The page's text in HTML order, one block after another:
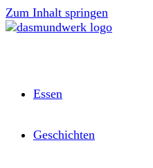
Zum Inhalt springen
Essen
Geschichten